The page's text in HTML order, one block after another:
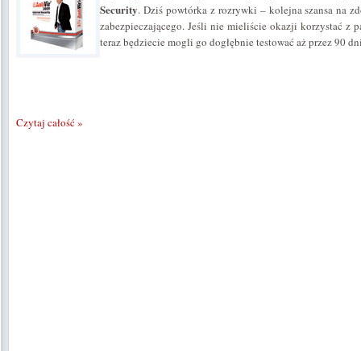
Security. Dziś powtórka z rozrywki – kolejna szansa na
zabezpieczającego. Jeśli nie mieliście okazji korzystać z
teraz będziecie mogli go dogłębnie testować aż przez 90
Czytaj całość »